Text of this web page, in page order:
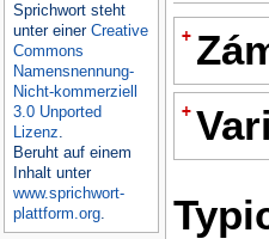
+
+
Sprichwortsteht
unter einer Creative
Commons
Namensnennung-
Nicht-kommerziell
3.0 Unported
Lizenz.
Beruht auf einem
Inhalt unter
www.sprichwort-
plattform.org.